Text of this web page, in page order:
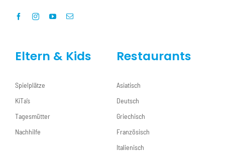
Eltern & Kids
Spielplätze
KiTa’s
Tagesmütter
Nachhilfe
Restaurants
Asiatisch
Deutsch
Griechisch
Französisch
Italienisch